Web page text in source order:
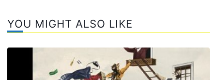
YOU MIGHT ALSO LIKE